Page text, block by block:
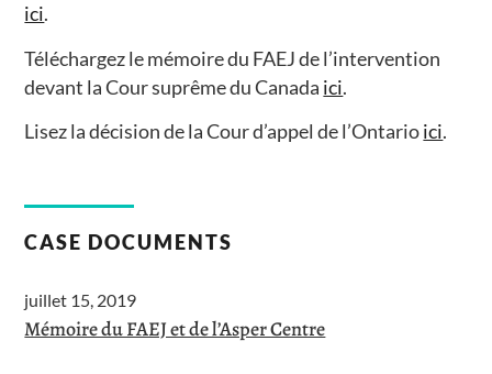
ici.
Téléchargez le mémoire du FAEJ de l’intervention
devant la Cour suprême du Canada ici.
Lisez la décision de la Cour d’appel de l’Ontarioici.
CASE DOCUMENTS
juillet 15, 2019
Mémoire du FAEJ et de l’Asper Centre